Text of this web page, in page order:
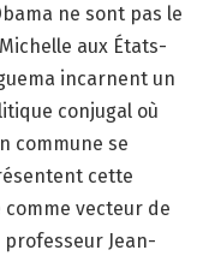
ne sont pas le
aux États-
incarnent un
conjugal où
commune se
cette
vecteur de
Jean-